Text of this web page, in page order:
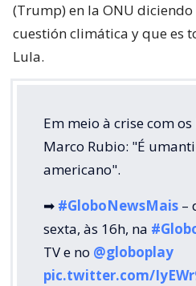
(Trump) en la ONU diciendo
cuestión climática y que es
Lula.
Em meio à crise com
Marco Rubio: "É
americano".
➡ #GloboNewsMais –
sexta, às 16h, na
TV e no @globoplay
pic.twitter.com/